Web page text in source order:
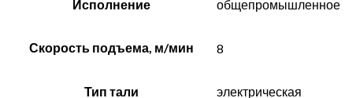
Исполнение общепромышленное
Скорость подъема, м/мин 8
Тип тали электрическая